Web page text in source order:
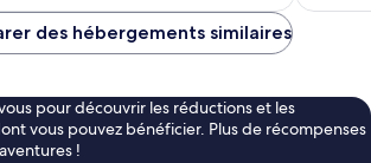
de
des hébergements similaires
pour découvrir les réductions et les
vous pouvez bénéficier. Plus de récompenses
!